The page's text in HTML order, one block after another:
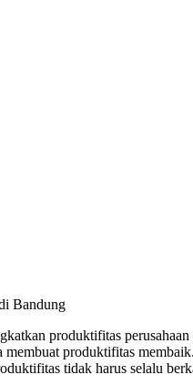
Bandung
produktifitas
produktifitas
tidak harus selalu